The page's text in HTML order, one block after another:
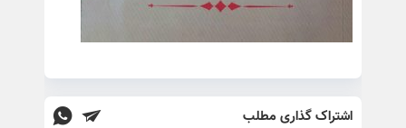
اشتراک گذاری مطلب